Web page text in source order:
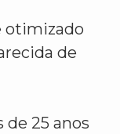
otimizado
de
25 anos